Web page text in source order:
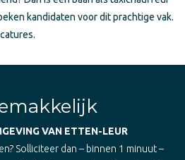
kandidaten voor dit prachtige vak.
VAN ETTEN-LEUR
Solliciteer dan – binnen 1 minuut –